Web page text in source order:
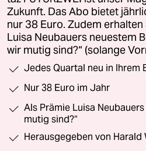
Zukunft. Das Abo bietet
nur 38 Euro. Zudem
Luisa Neubauers neuestem
wir mutig sind?“ (solange
Jedes Quartal neu in Ihrem
Nur 38 Euro im Jahr
Als Prämie Luisa
mutig sind?“
Herausgegeben von Harald